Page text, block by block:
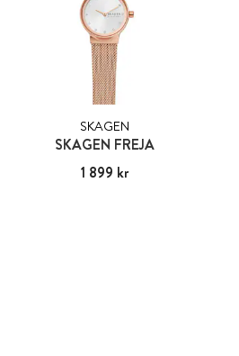
SKAGEN
SKAGEN FREJA
Pris :1 899 kr
1 899 kr